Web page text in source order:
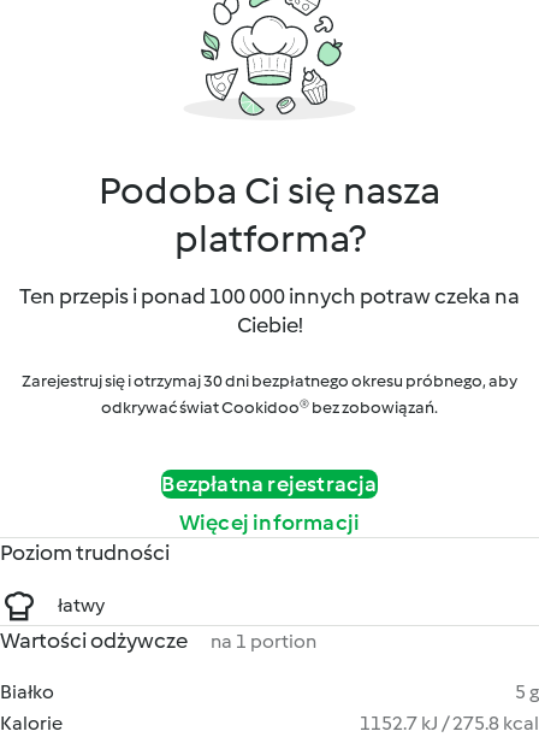
Podoba Ci się nasza
platforma?
Ten przepis i ponad 100 000 innych potraw czeka na
Ciebie!
Zarejestruj się i otrzymaj 30 dni bezpłatnego okresu próbnego, aby
odkrywać świat Cookidoo® bez zobowiązań.
Bezpłatna rejestracja
Więcej informacji
Poziom trudności
łatwy
Wartości odżywcze na 1 portion
Białko
5 g
Kalorie
1152.7 kJ / 275.8 kcal